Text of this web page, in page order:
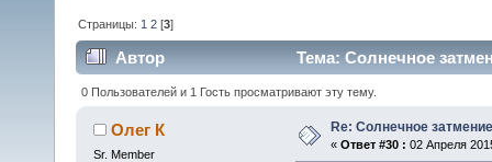
Страницы: 1 2 [3]
Автор Тема: Солнечное
0 Пользователей и 1 Гость просматривают эту тему.
Олег К
Sr. Member
Re: Солнечное
« Ответ #30 : 02 Апреля